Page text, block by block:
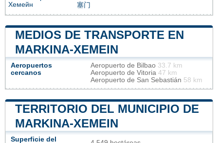
Хемейн
塞门
MEDIOS DE TRANSPORTE EN
MARKINA-XEMEIN
Aeropuertos
cercanos
Aeropuerto de Bilbao 33.7 km
Aeropuerto de Vitoria 47 km
Aeropuerto de San Sebastián 58 km
TERRITORIO DEL MUNICIPIO DE
MARKINA-XEMEIN
Superficie del